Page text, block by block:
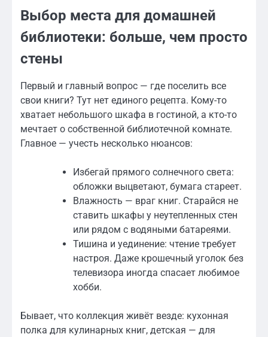
Выбор места для домашней
библиотеки: больше, чем просто
стены
Первый и главный вопрос — где поселить все
свои книги? Тут нет единого рецепта. Кому-то
хватает небольшого шкафа в гостиной, а кто-то
мечтает о собственной библиотечной комнате.
Главное — учесть несколько нюансов:
Избегай прямого солнечного света:
обложки выцветают, бумага стареет.
Влажность — враг книг. Старайся не
ставить шкафы у неутепленных стен
или рядом с водяными батареями.
Тишина и уединение: чтение требует
настроя. Даже крошечный уголок без
телевизора иногда спасает любимое
хобби.
Бывает, что коллекция живёт везде: кухонная
полка для кулинарных книг, детская — для